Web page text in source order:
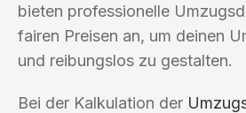
bieten professionelle
fairen Preisen an, um deinen
und reibungslos zu gestalten.
Bei der Kalkulation der